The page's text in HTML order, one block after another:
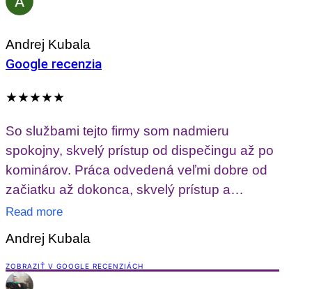
Andrej Kubala
Google recenzia
★★★★★
So službami tejto firmy som nadmieru
spokojny, skvelý prístup od dispečingu až po
kominárov. Práca odvedená veľmi dobre od
začiatku až dokonca, skvelý prístup a
napomocnosť vo všetkom. Odporúčam
Read more
Andrej Kubala
ZOBRAZIŤ V GOOGLE RECENZIÁCH